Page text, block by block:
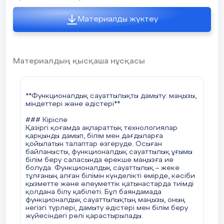
Бұл әдіс оқушыларды күрделі мәселелерді
талдауға, себеп-салдарлық байланыстарды
анықтауға және шешім қабылдауға үйретеді.
#### 3. **Ойын технологиялары**
Рөлдік ойындар, іскерлік ойындар,
симуляциялық ойындар арқылы оқушылар
оларды шешуге үйренеді. Бұл олардың
коммуникативтік және басқарушылық
дағдыларын жетілдіреді.
#### 4. **Ақпараттық-коммуникациялық
технологияларды (АКТ) пайдалану**
Қазіргі таңда сандық технологиялар
функционалдық сауаттылықтың маңызды бөлігі
болып табылады. Оқушыларға интернет-
ресурстарды қолдануды, электрондық
оқулықтармен жұмыс істеуді, онлайн курстардан
білім алуды үйрету маңызды.
#### 5. **Пәнаралық байланыс**
Функционалдық сауаттылықты дамыту үшін
әртүрлі пәндер бойынша интеграцияланған
сабақтар өткізу қажет. Мысалы, математика
Материалды жүктеу
Материалдың қысқаша нұсқасы
**Функционалдық сауаттылықты дамыту: маңызы,
міндеттері және әдістері**
### Кіріспе
Қазіргі қоғамда ақпараттық технологиялар
қарқынды дамып, білім мен дағдыларға
қойылатын талаптар өзгеруде. Осыған
байланысты, функционалдық сауаттылық ұғымы
білім беру саласында ерекше маңызға ие
болуда. Функционалдық сауаттылық – жеке
тұлғаның алған білімін күнделікті өмірде, кәсіби
қызметте және әлеуметтік қатынастарда тиімді
қолдана білу қабілеті. Бұл баяндамада
функционалдық сауаттылықтың маңызы, оның
негізгі түрлері, дамыту әдістері мен білім беру
жүйесіндегі рөлі қарастырылады.